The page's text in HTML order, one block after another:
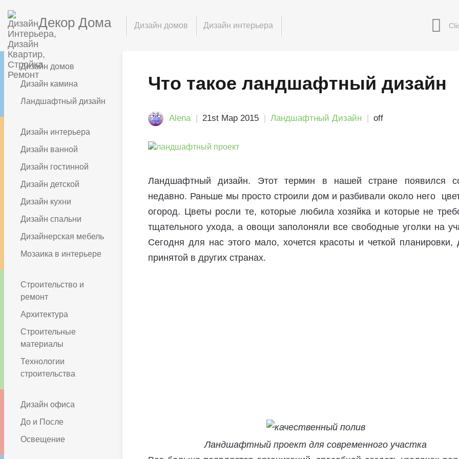
Декор Дома Дизайн домов Дизайн интерьера
Дизайн домов
Дизайн камина
Ландшафтный дизайн
Дизайн интерьера
Дизайн ванной
Дизайн гостинной
Дизайн детской
Дизайн кухни
Дизайн спальни
Дизайнерская мебель
Мозаика в интерьере
Строительство и
ремонт
Архитектура
Строительные
материалы
Технологии
строительства
Дизайн офиса
До и После
Освещение
Что такое ландшафтный дизайн
Alena 21st Мар 2015 Ландшафтный Дизайн off
Ландшафтный дизайн. Этот термин в нашей стране появился
недавно. Раньше мы просто строили дом и разбивали около него
огород. Цветы росли те, которые любила хозяйка и которые не
тщательного ухода, а овощи заполоняли все свободные уголки на
Сегодня для нас этого мало, хочется красоты и четкой планировки,
принятой в других странах.
Ландшафтный проект для современного участка